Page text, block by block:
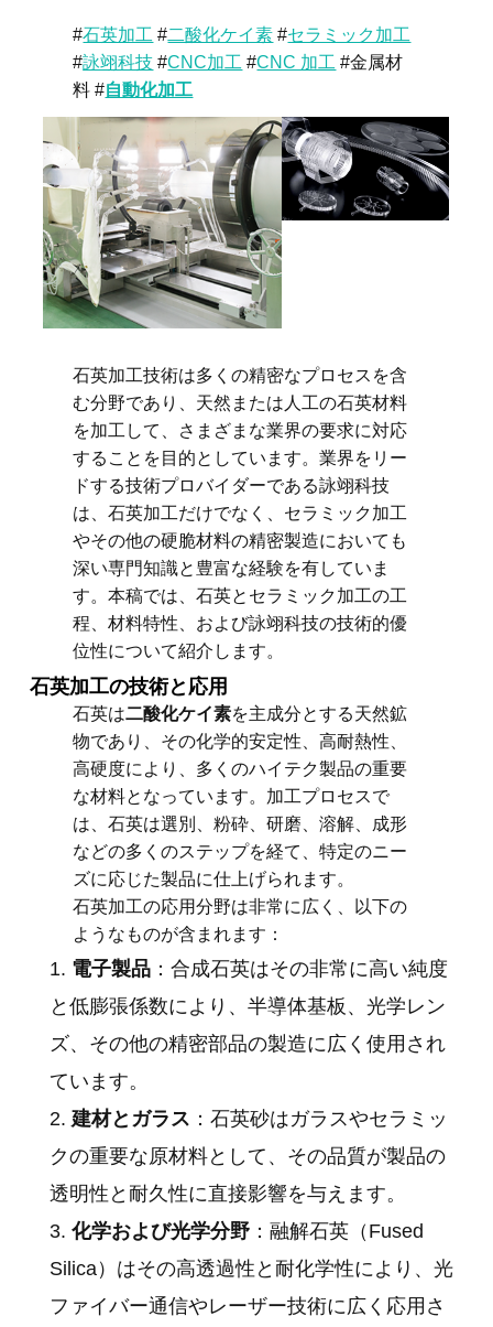
#石英加工 #二酸化ケイ素 #セラミック加工
#詠翊科技 #CNC加工 #CNC 加工 #金属材
料 #自動化加工
石英加工技術は多くの精密なプロセスを含
む分野であり、天然または人工の石英材料
を加工して、さまざまな業界の要求に対応
することを目的としています。業界をリー
ドする技術プロバイダーである詠翊科技
は、石英加工だけでなく、セラミック加工
やその他の硬脆材料の精密製造においても
深い専門知識と豊富な経験を有していま
す。本稿では、石英とセラミック加工の工
程、材料特性、および詠翊科技の技術的優
位性について紹介します。
石英加工の技術と応用
石英は二酸化ケイ素を主成分とする天然鉱
物であり、その化学的安定性、高耐熱性、
高硬度により、多くのハイテク製品の重要
な材料となっています。加工プロセスで
は、石英は選別、粉砕、研磨、溶解、成形
などの多くのステップを経て、特定のニー
ズに応じた製品に仕上げられます。
石英加工の応用分野は非常に広く、以下の
ようなものが含まれます：
電子製品 ：合成石英はその非常に高い純度
と低膨張係数により、半導体基板、光学レン
ズ、その他の精密部品の製造に広く使用され
ています。
建材とガラス ：石英砂はガラスやセラミッ
クの重要な原材料として、その品質が製品の
透明性と耐久性に直接影響を与えます。
化学および光学分野 ：融解石英（Fused
Silica）はその高透過性と耐化学性により、光
ファイバー通信やレーザー技術に広く応用さ